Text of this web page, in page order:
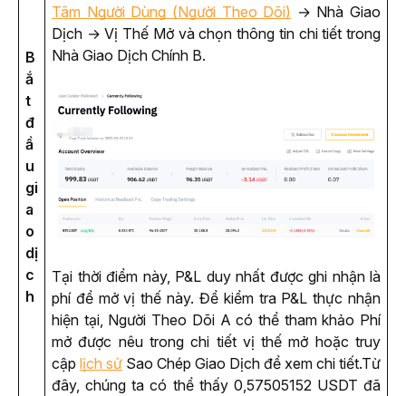
B
ắ
t
đ
ầ
u
gi
a
o
dị
c
h
Tâm Người Dùng (Người Theo Dõi) → Nhà Giao
Dịch → Vị Thế Mở và chọn thông tin chi tiết trong
Nhà Giao Dịch Chính B.
Tại thời điểm này, P&L duy nhất được ghi nhận là
phí để mở vị thế này. Để kiểm tra P&L thực nhận
hiện tại, Người Theo Dõi A có thể tham khảo Phí
mở được nêu trong chi tiết vị thế mở hoặc truy
cập lịch sử Sao Chép Giao Dịch để xem chi tiết.Từ
đây, chúng ta có thể thấy 0,57505152 USDT đã